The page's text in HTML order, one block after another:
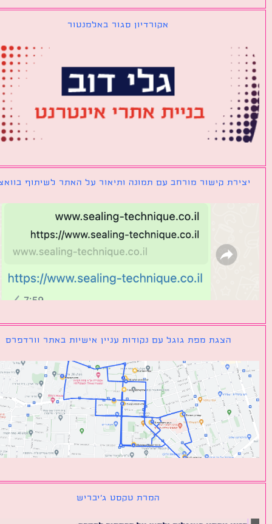
אקורדיון סגור באלמנטור
קישור מורחב עם תמונה ותיאור על האתר לשיתוף בוואצאפ
הצגת מפת גוגל עם נקודות עניין אישיות באתר וורדפרס
המרת טקסט ג׳יבריש